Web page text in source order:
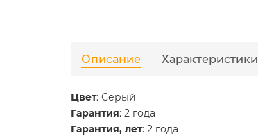
Описание Характеристики
Цвет: Серый
Гарантия: 2 года
Гарантия, лет: 2 года